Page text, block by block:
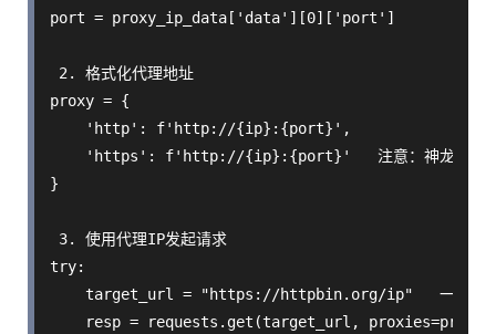
port = proxy_ip_data['data'][0]['port']
2. 格式化代理地址
proxy = {
    'http': f'http://{ip}:{port}',
'https': f'http://{ip}:{port}'   注意：神龙HTTP
}
3. 使用代理IP发起请求
try:
target_url = "https://httpbin.org/ip"   一个用
resp = requests.get(target_url,